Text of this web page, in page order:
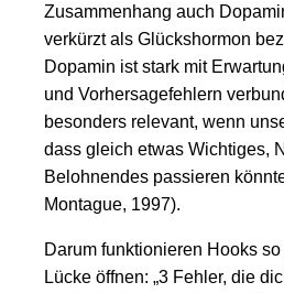
Zusammenhang auch
verkürzt als Glückshormon
Dopamin ist stark mit
und Vorhersagefehlern
besonders relevant, wenn
dass gleich etwas Wichtiges,
Belohnendes passieren
Montague, 1997).
Darum funktionieren Hooks
Lücke öffnen: „3 Fehler, die